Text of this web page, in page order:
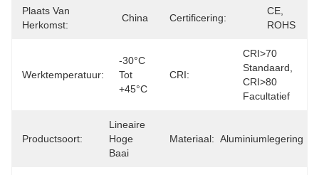
Plaats Van
Herkomst:
China Certificering:
CE,
ROHS
Werktemperatuur:
-30°C
Tot
+45°C
CRI:
CRI>70
Standaard,
CRI>80
Facultatief
Productsoort:
Lineaire
Hoge
Baai
Materiaal: Aluminiumlegering